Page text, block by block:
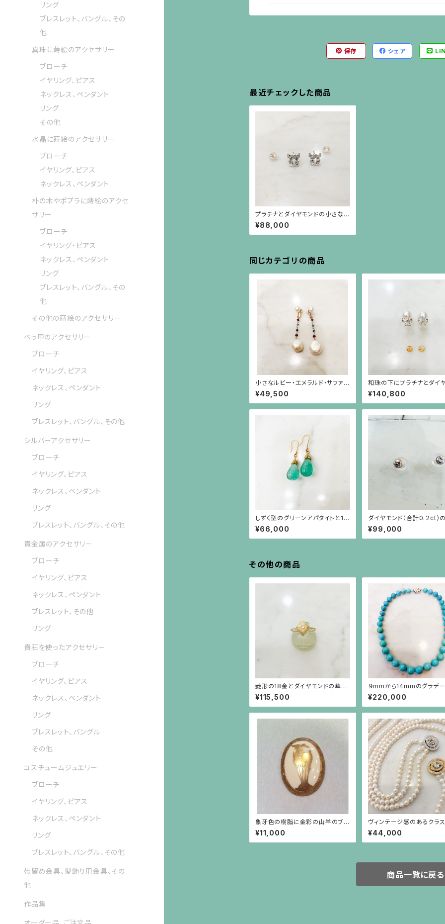
保存 シェア
最近チェックした商品
プラチナとダイヤモンドの小さなリ
ボンのピアス（18金ポスト）
¥88,000
同じカテゴリの商品
小さなルビー・エメラルド・サファイ
アのビーズの下にバロックパール
が揺れるイヤリング
¥49,500
和珠の下にプラチナとダイ
ドのリボンのピアス（18金ポ
¥140,800
しずく型のグリーンアパタイトと18
金のスイングするピアス
¥66,000
ダイヤモンド（合計0.２ct）
プルな18金枠ピアス（18金ポ
¥99,000
その他の商品
菱形の18金とダイヤモンドの華奢
なリング（大）
¥115,500
９mmから14mmのグラデー
のターコイズネックレス
¥220,000
象牙色の樹脂に金彩の山羊のブロ
ーチ 楕円(中)
¥11,000
ヴィンテージ感のあるクラ
パール3連ネックレス
¥44,000
商品一覧に戻る
リング
ブレスレット、バングル、その
他
真珠に蒔絵のアクセサリー
ブローチ
イヤリング、ピアス
ネックレス、ペンダント
リング
その他
水晶に蒔絵のアクセサリー
ブローチ
イヤリング、ピアス
ネックレス、ペンダント
朴の木やポプラに蒔絵のアクセ
サリー
ブローチ
イヤリング・ピアス
ネックレス、ペンダント
リング
ブレスレット、バングル、その
他
その他の蒔絵のアクセサリー
べっ甲のアクセサリー
ブローチ
イヤリング、ピアス
ネックレス、ペンダント
リング
ブレスレット、バングル、その他
シルバーアクセサリー
ブローチ
イヤリング、ピアス
ネックレス、ペンダント
リング
ブレスレット、バングル、その他
貴金属のアクセサリー
ブローチ
イヤリング、ピアス
ネックレス、ペンダント
ブレスレット、その他
リング
貴石を使ったアクセサリー
ブローチ
イヤリング、ピアス
ネックレス、ペンダント
リング
ブレスレット、バングル
その他
コスチュームジュエリー
ブローチ
イヤリング、ピアス
ネックレス、ペンダント
リング
ブレスレット、バングル、その他
帯留め金具、髪飾り用金具、その
他
作品集